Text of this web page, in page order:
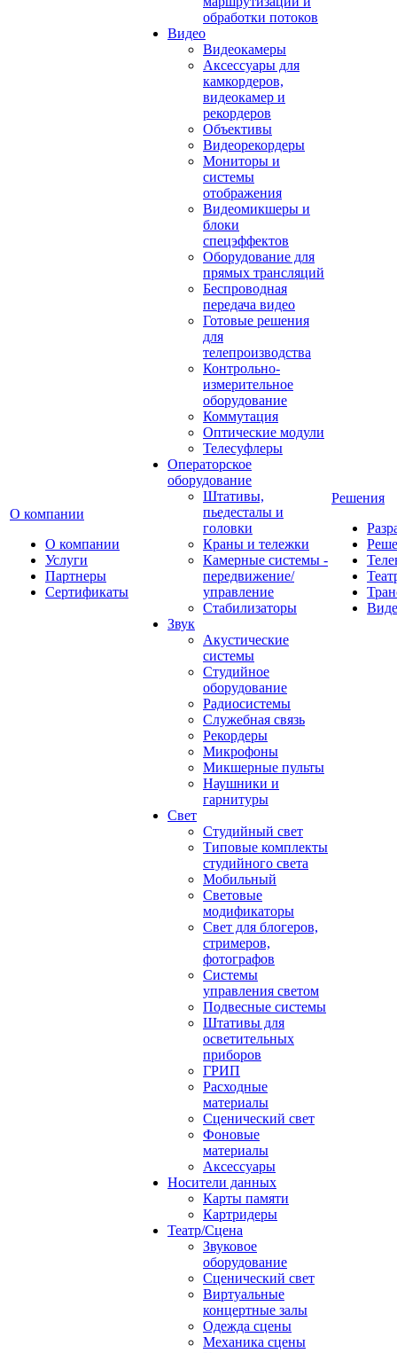
О компании
О компании
Услуги
Партнеры
Сертификаты
обработки потоков
Видео
Видеокамеры
Аксессуары для
камкордеров,
видеокамер и
рекордеров
Объективы
Видеорекордеры
Мониторы и
системы
отображения
Видеомикшеры и
блоки
спецэффектов
Оборудование для
прямых трансляций
Беспроводная
передача видео
Готовые решения
для
телепроизводства
Контрольно-
измерительное
оборудование
Коммутация
Оптические модули
Телесуфлеры
Операторское
оборудование
Штативы,
пьедесталы и
головки
Краны и тележки
Камерные системы -
передвижение/
управление
Стабилизаторы
Звук
Акустические
системы
Студийное
оборудование
Радиосистемы
Служебная связь
Рекордеры
Микрофоны
Микшерные пульты
Наушники и
гарнитуры
Свет
Студийный свет
Типовые комплекты
студийного света
Мобильный
Световые
модификаторы
Свет для блогеров,
стримеров,
фотографов
Системы
управления светом
Подвесные системы
Штативы для
осветительных
приборов
ГРИП
Расходные
материалы
Сценический свет
Фоновые
материалы
Аксессуары
Носители данных
Карты памяти
Картридеры
Театр/Сцена
Звуковое
оборудование
Сценический свет
Виртуальные
концертные залы
Одежда сцены
Механика сцены
Решения